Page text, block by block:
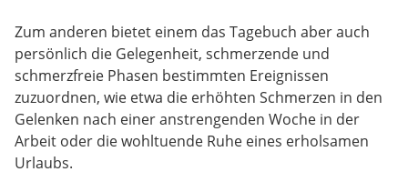
Zum anderen bietet einem das Tagebuch aber auch
persönlich die Gelegenheit, schmerzende und
schmerzfreie Phasen bestimmten Ereignissen
zuzuordnen, wie etwa die erhöhten Schmerzen in den
Gelenken nach einer anstrengenden Woche in der
Arbeit oder die wohltuende Ruhe eines erholsamen
Urlaubs.